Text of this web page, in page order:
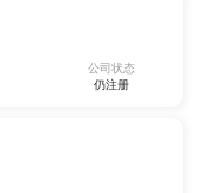
公司状态
仍注册